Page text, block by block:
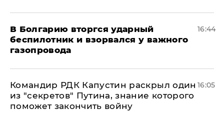
В Болгарию вторгся ударный
беспилотник и взорвался у важного
газопровода
16:44
Командир РДК Капустин раскрыл один
из "секретов" Путина, знание которого
поможет закончить войну
16:05